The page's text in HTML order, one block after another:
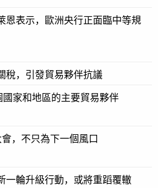
恩表示，歐洲央行正面臨中等規
稅，引發貿易夥伴抗議
家和地區的主要貿易夥伴
，不只為下一個風口
一輪升級行動，或將重蹈覆轍